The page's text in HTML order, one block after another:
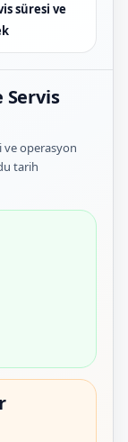
süresi ve
Servis
ve operasyon
tarih